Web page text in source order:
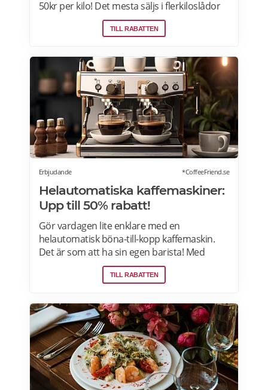
50kr per kilo! Det mesta säljs i flerkiloslådor
men det finns även förpackningar som
lämpar sig bra som presenter.
TILL RABATTEN
Erbjudande *CoffeeFriend.se
Helautomatiska kaffemaskiner:
Upp till 50% rabatt!
Gör vardagen lite enklare med en
helautomatisk böna-till-kopp kaffemaskin.
Det är som att ha sin egen barista! Med
kaffemaskiner har du möjlighet att finjustera
styrka, temperatur, arominställning
erbjudanden på kaffemaskiner här.
TILL RABATTEN